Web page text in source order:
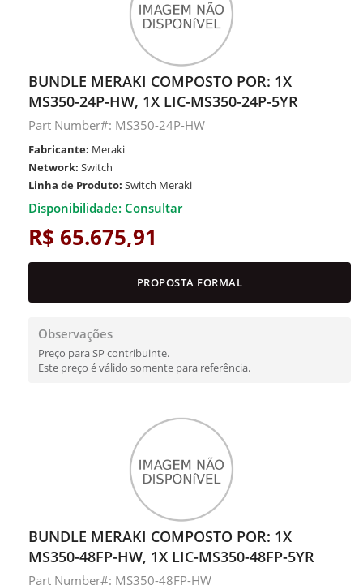
BUNDLE MERAKI COMPOSTO POR: 1X
MS350-24P-HW, 1X LIC-MS350-24P-5YR
Part Number#: MS350-24P-HW
Fabricante: Meraki
Network: Switch
Linha de Produto: Switch Meraki
Disponibilidade: Consultar
R$ 65.675,91
PROPOSTA FORMAL
Observações
Preço para SP contribuinte.
Este preço é válido somente para referência.
BUNDLE MERAKI COMPOSTO POR: 1X
MS350-48FP-HW, 1X LIC-MS350-48FP-5YR
Part Number#: MS350-48FP-HW